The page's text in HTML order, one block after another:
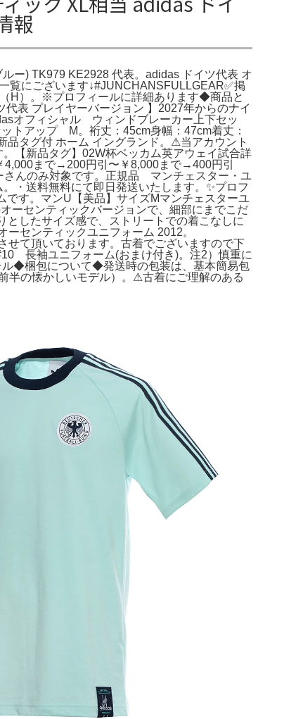
報
ー) TK979 KE2928 代表。adidas ドイツ代表 オ
覧にございます↓#JUNCHANSFULLGEAR✅掲
H）。※プロフィールに詳細あります◆商品と
表 プレイヤーバージョン 】​2027年からのナイ
オフィシャル ウィンドブレーカー上下セッ
トアップ M。裄丈：45cm身幅：47cm着丈：
品タグ付 ホーム イングランド。⚠当アカウント
【新品タグ】02W杯ベッカム英アウェイ試合詳
まで→200円引〜￥8,000まで→400円引
さんのみ対象です。正規品 マンチェスター・ユ
送料無料にて即日発送いたします。✨プロフ
す。マンU【美品】サイズMマンチェスターユ
ーセンティックバージョンで、細部にまでこだ
したサイズ感で、ストリートでの着こなしに
センティックユニフォーム 2012。
せて頂いております。古着でございますので下
長袖ユニフォーム(おまけ付き)。注2）慎重に
ル◆梱包について◆発送時の包装は、基本簡易包
半の懐かしいモデル）。⚠古着にご理解のある